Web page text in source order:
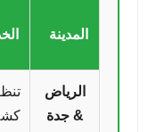
المدينة
الرياض
& جدة
كشف